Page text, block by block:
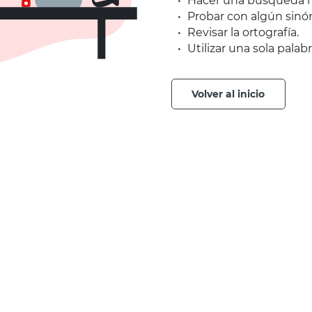
Probar con algún
Revisar la ortografía.
Utilizar una sola
volver al inicio